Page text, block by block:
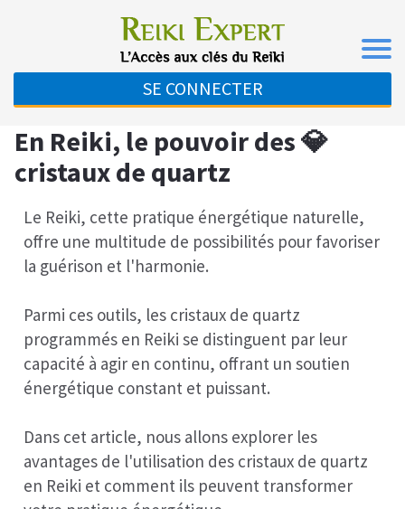
SE CONNECTER
En Reiki, le pouvoir des 💎
cristaux de quartz
Le Reiki, cette pratique énergétique naturelle,
offre une multitude de possibilités pour favoriser
la guérison et l'harmonie.
Parmi ces outils, les cristaux de quartz
programmés en Reiki se distinguent par leur
capacité à agir en continu, offrant un soutien
énergétique constant et puissant.
Dans cet article, nous allons explorer les
avantages de l'utilisation des cristaux de quartz
en Reiki et comment ils peuvent transformer